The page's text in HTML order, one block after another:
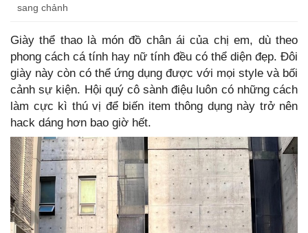
sang chảnh
Giày thể thao là món đồ chân ái của chị em, dù theo
phong cách cá tính hay nữ tính đều có thể diện đẹp. Đôi
giày này còn có thể ứng dụng được với mọi style và bối
cảnh sự kiện. Hội quý cô sành điệu luôn có những cách
làm cực kì thú vị để biến item thông dụng này trở nên
hack dáng hơn bao giờ hết.